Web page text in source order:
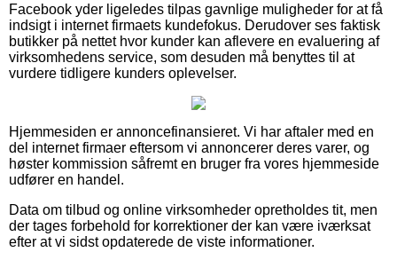
Facebook yder ligeledes tilpas gavnlige muligheder for at få
indsigt i internet firmaets kundefokus. Derudover ses faktisk
butikker på nettet hvor kunder kan aflevere en evaluering af
virksomhedens service, som desuden må benyttes til at
vurdere tidligere kunders oplevelser.
Hjemmesiden er annoncefinansieret. Vi har aftaler med en
del internet firmaer eftersom vi annoncerer deres varer, og
høster kommission såfremt en bruger fra vores hjemmeside
udfører en handel.
Data om tilbud og online virksomheder opretholdes tit, men
der tages forbehold for korrektioner der kan være iværksat
efter at vi sidst opdaterede de viste informationer.